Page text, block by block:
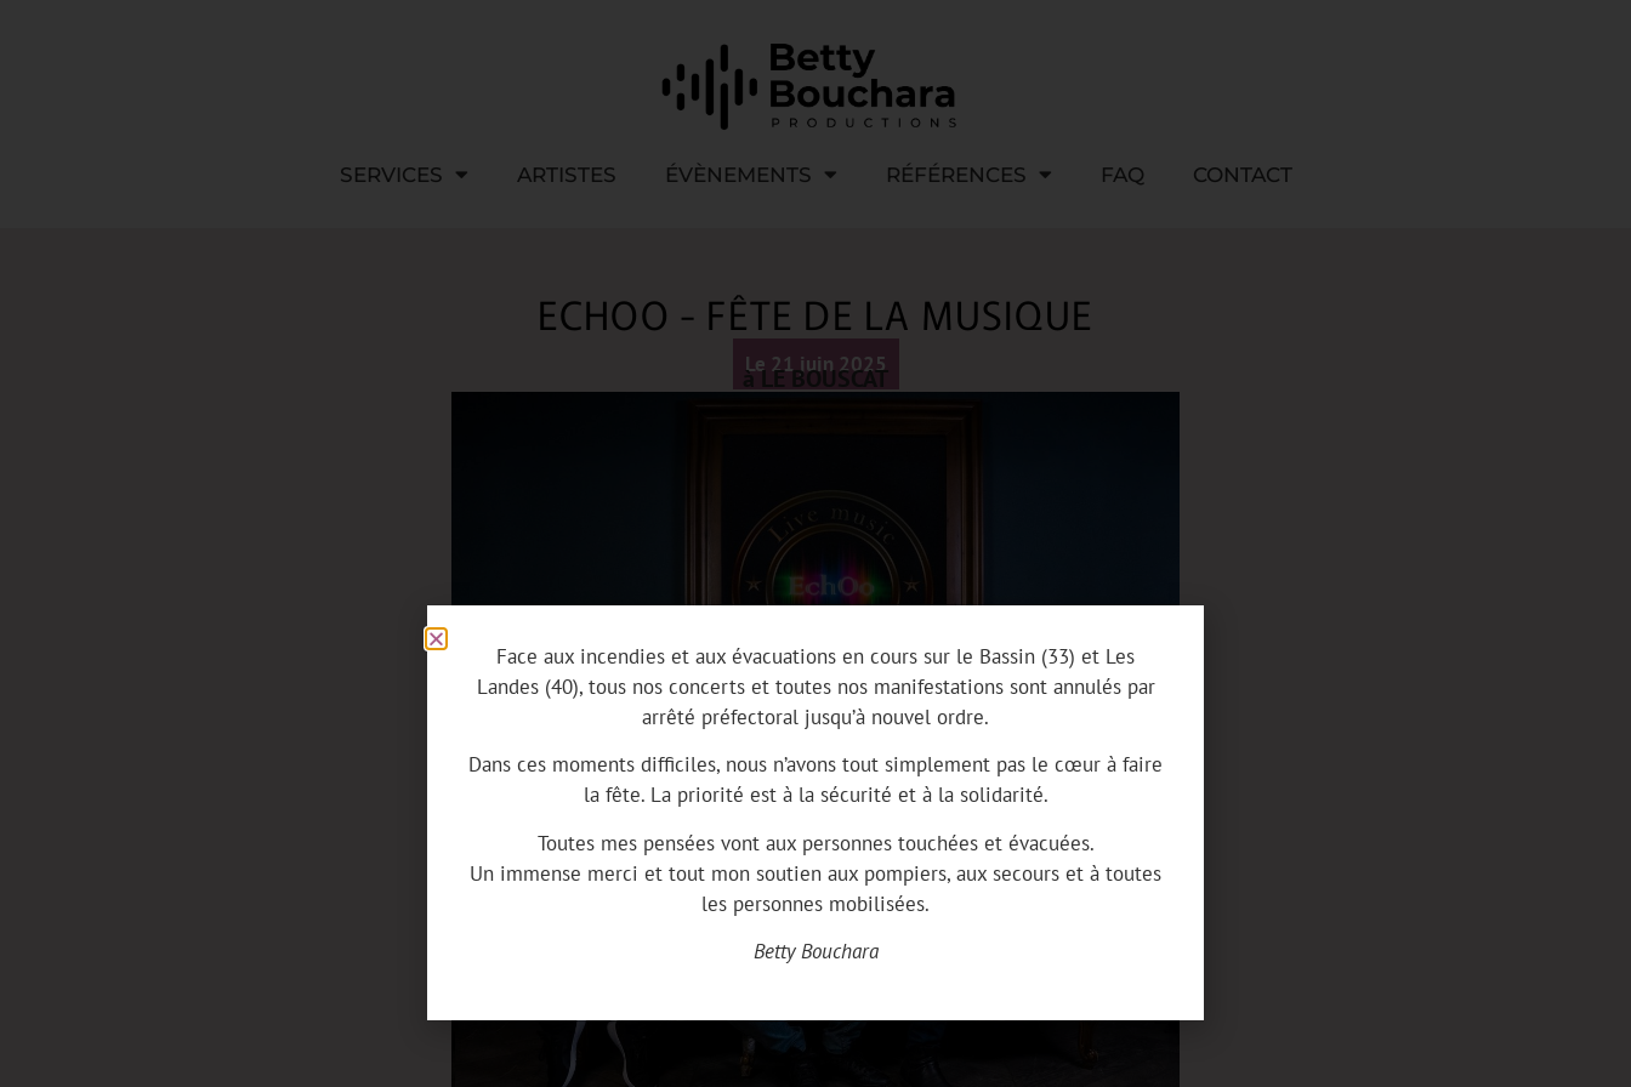
SERVICES ARTISTES ÉVÈNEMENTS RÉFÉRENCES FAQ CONTACT
ECHOO - FÊTE DE LA MUSIQUE
Le 21 juin 2025
à LE BOUSCAT
Face aux incendies et aux évacuations en cours sur le Bassin (33) et Les
Landes (40), tous nos concerts et toutes nos manifestations sont annulés par
arrêté préfectoral jusqu’à nouvel ordre.
Dans ces moments difficiles, nous n’avons tout simplement pas le cœur à faire
la fête. La priorité est à la sécurité et à la solidarité.
Toutes mes pensées vont aux personnes touchées et évacuées.
Un immense merci et tout mon soutien aux pompiers, aux secours et à toutes
les personnes mobilisées.
Betty Bouchara